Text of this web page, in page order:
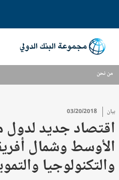
من نحن
بيان 03/20/2018
اقتصاد جديد لدول
الأوسط وشمال
والتكنولوجيا